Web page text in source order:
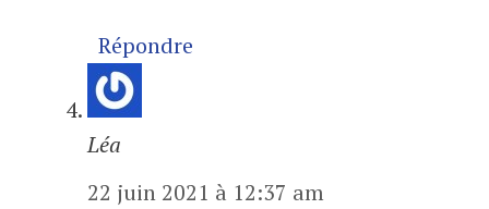
Répondre
Léa
22 juin 2021 à 12:37 am